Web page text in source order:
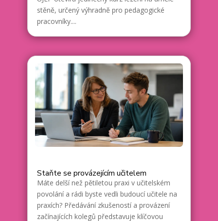
stěně, určený výhradně pro pedagogické
pracovníky....
Staňte se provázejícím učitelem
Máte delší než pětiletou praxi v učitelském
povolání a rádi byste vedli budoucí učitele na
praxích? Předávání zkušeností a provázení
začínajících kolegů představuje klíčovou